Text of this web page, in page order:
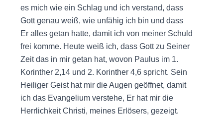
es mich wie ein Schlag und ich verstand, dass
Gott genau weiß, wie unfähig ich bin und dass
Er alles getan hatte, damit ich von meiner Schuld
frei komme. Heute weiß ich, dass Gott zu Seiner
Zeit das in mir getan hat, wovon Paulus im 1.
Korinther 2,14 und 2. Korinther 4,6 spricht. Sein
Heiliger Geist hat mir die Augen geöffnet, damit
ich das Evangelium verstehe, Er hat mir die
Herrlichkeit Christi, meines Erlösers, gezeigt.